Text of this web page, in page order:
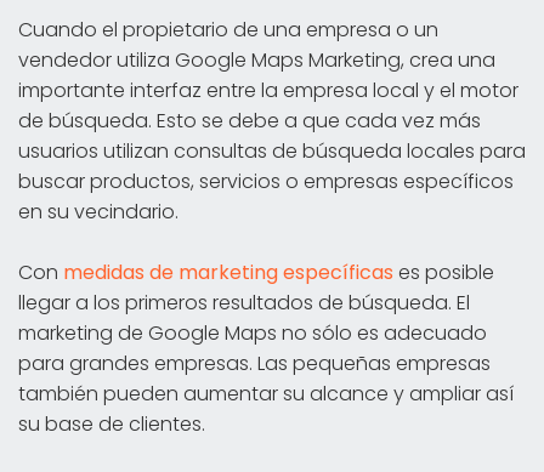
Cuando el propietario de una empresa o un
vendedor utiliza Google Maps Marketing, crea una
importante interfaz entre la empresa local y el motor
de búsqueda. Esto se debe a que cada vez más
usuarios utilizan consultas de búsqueda locales para
buscar productos, servicios o empresas específicos
en su vecindario.
Con medidas de marketing específicas es posible
llegar a los primeros resultados de búsqueda. El
marketing de Google Maps no sólo es adecuado
para grandes empresas. Las pequeñas empresas
también pueden aumentar su alcance y ampliar así
su base de clientes.